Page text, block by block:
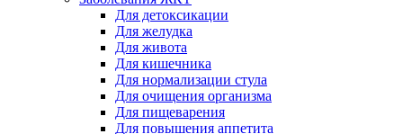
Для детоксикации
Для желудка
Для живота
Для кишечника
Для нормализации стула
Для очищения организма
Для пищеварения
Для повышения аппетита